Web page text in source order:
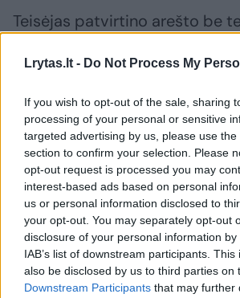
Lrytas.lt - Do Not Process My
If you wish to opt-out of the sale, sharing
processing of your personal or sensitive
targeted advertising by us, please use
section to confirm your selection. Please
opt-out request is processed you may
interest-based ads based on personal
us or personal information disclosed to
your opt-out. You may separately opt-out
disclosure of your personal information
IAB’s list of downstream participants.
also be disclosed by us to third parties on
Downstream Participants that may further
Teisėjas patvirtino arešto be
paleistam už užstatą orderį 52
jau dešimtmečius
dėl vaikų pornografijos,
nepilnamečiais, vadovavimo
lytinės prievartos.
J. Kelly pasidavė Čikagos
15 min. vietos (šeštadienį 4
Lietuvos) laiku ir buvo